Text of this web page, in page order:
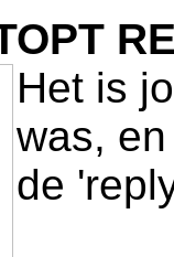
Het is
was,
de